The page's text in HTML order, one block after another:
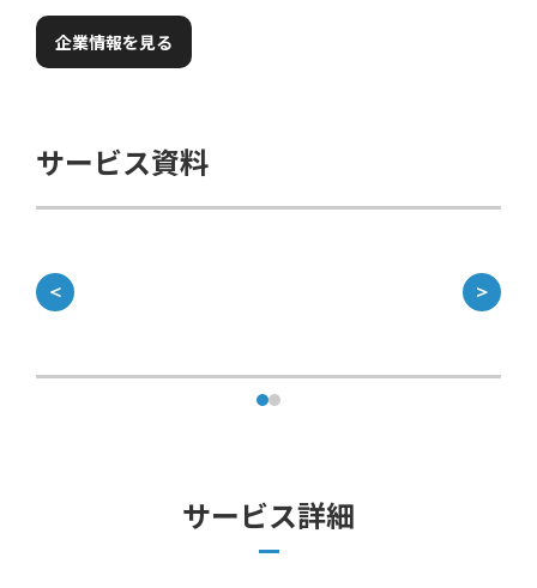
企業情報を見る
サービス資料
＜ ＞
サービス詳細